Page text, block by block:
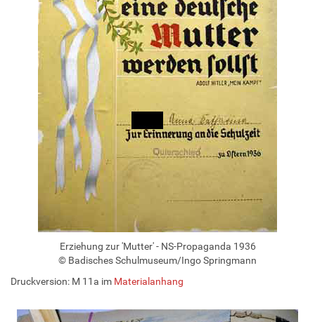
Erziehung zur 'Mutter' - NS-Propaganda 1936
© Badisches Schulmuseum/Ingo Springmann
Druckversion: M 11a im Materialanhang